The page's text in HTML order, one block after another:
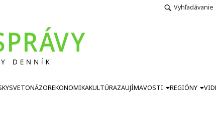
Vyhľadávanie
SVETONÁZOREKONOMIKAKULTÚRAZAUJÍMAVOSTI REGIÓNY